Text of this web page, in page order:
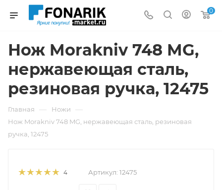
0
Нож Morakniv 748 MG,
нержавеющая сталь,
резиновая ручка, 12475
Главная — Ножи —
Нож Morakniv 748 MG, нержавеющая сталь, резиновая
ручка, 12475
4 Артикул: 12475